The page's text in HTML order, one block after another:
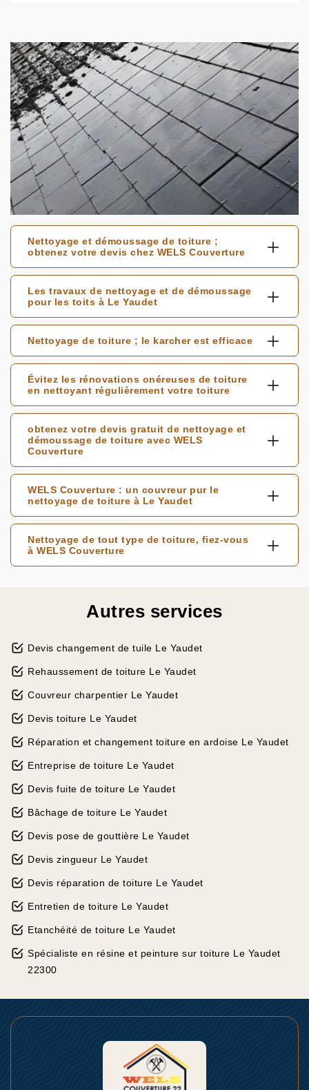
Nettoyage et démoussage de toiture ;
obtenez votre devis chez WELS Couverture
Les travaux de nettoyage et de démoussage
pour les toits à Le Yaudet
Nettoyage de toiture ; le karcher est efficace
Évitez les rénovations onéreuses de toiture
en nettoyant régulièrement votre toiture
obtenez votre devis gratuit de nettoyage et
démoussage de toiture avec WELS
Couverture
WELS Couverture : un couvreur pur le
nettoyage de toiture à Le Yaudet
Nettoyage de tout type de toiture, fiez-vous
à WELS Couverture
Autres services
Devis changement de tuile Le Yaudet
Rehaussement de toiture Le Yaudet
Couvreur charpentier Le Yaudet
Devis toiture Le Yaudet
Réparation et changement toiture en ardoise Le Yaudet
Entreprise de toiture Le Yaudet
Devis fuite de toiture Le Yaudet
Bâchage de toiture Le Yaudet
Devis pose de gouttière Le Yaudet
Devis zingueur Le Yaudet
Devis réparation de toiture Le Yaudet
Entretien de toiture Le Yaudet
Etanchéité de toiture Le Yaudet
Spécialiste en résine et peinture sur toiture Le Yaudet
22300